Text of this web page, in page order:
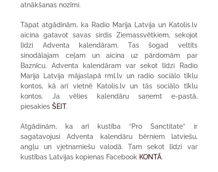
atnākšanas nozīmi.
Tāpat atgādinām, ka Radio Marija Latvija un Katolis.lv
aicina gatavot savas sirdis Ziemassvētkiem, sekojot
līdzi Adventa kalendāram. Tas šogad veltīts
sinodālajam ceļam un aicina uz pārdomām par
Baznīcu. Adventa kalendāram var sekot līdzi Radio
Marija Latvija mājaslapā rml.lv un radio sociālo tīklu
kontos, kā arī vietnē Katolis.lv un tās sociālo tīklu
kontos. Ja vēlies kalendāru saņemt e-pastā,
piesakiesŠEIT.
Atgādinām, ka arī kustība “Pro Sanctitate” ir
sagatavojusi Adventa kalendāru bērniem latviešu,
angļu un vjetnamiešu valodā. Tam sekot līdzi var
kustības Latvijas kopienas Facebook KONTĀ.